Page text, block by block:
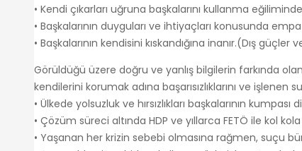
• Kendi çıkarları uğruna başkalarını kullanma
• Başkalarının duyguları ve ihtiyaçları konusunda
• Başkalarının kendisini kıskandığına inanır.(Dış
Görüldüğü üzere doğru ve yanlış bilgilerin farkında
kendilerini korumak adına başarısızlıklarını ve işlenen
• Ülkede yolsuzluk ve hırsızlıkları başkalarının
• Çözüm süreci altında HDP ve yıllarca FETÖ ile kol
• Yaşanan her krizin sebebi olmasına rağmen, suçu